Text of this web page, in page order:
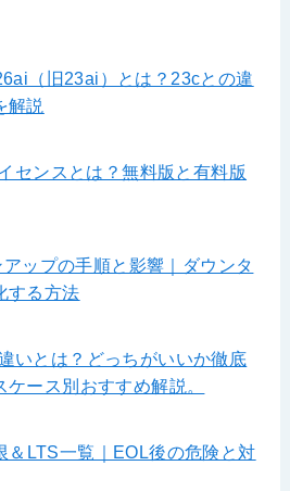
（旧23ai）とは？23cとの違
解説
センスとは？無料版と有料版
ップの手順と影響｜ダウンタ
する方法
いとは？どっちがいいか徹底
ース別おすすめ解説。
＆LTS一覧｜EOL後の危険と対